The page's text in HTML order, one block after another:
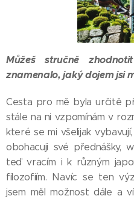
Můžeš stručně
znamenalo, jaký dojem jsi
Cesta pro mě byla určitě
stále na ni vzpomínám v
které se mi všelijak
obohacuji své přednášky,
teď vracím i k různým
filozofiím. Navíc se ten
jsem měl možnost dále a